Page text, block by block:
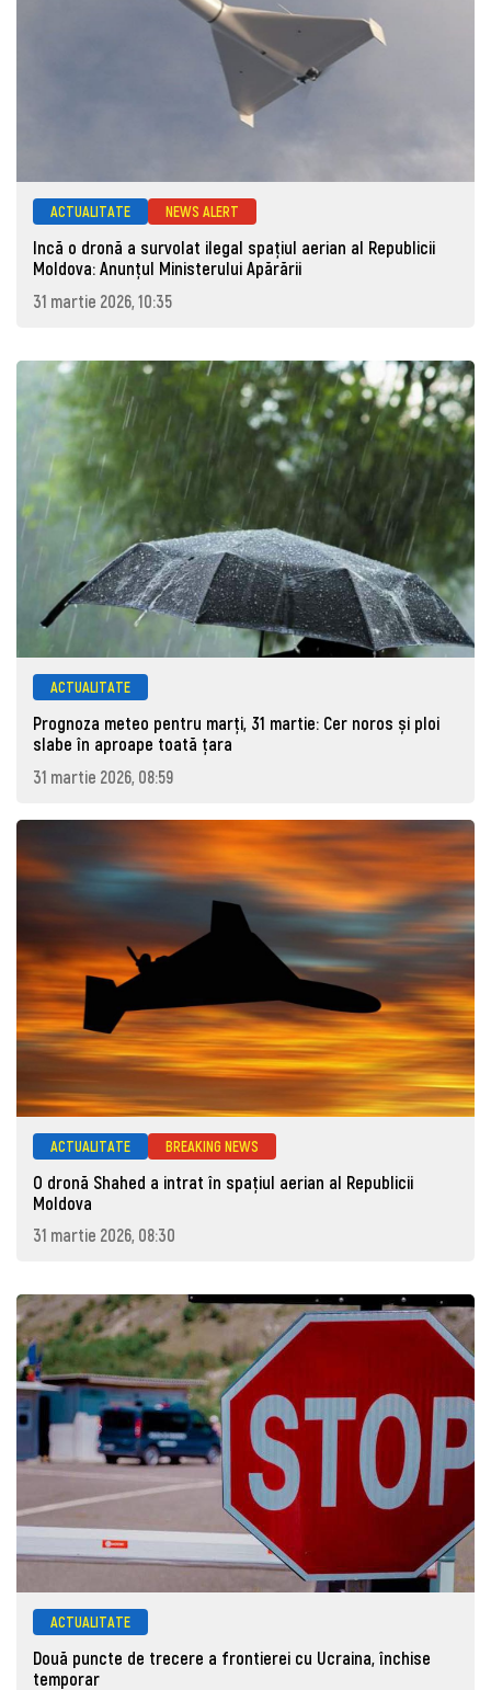
ACTUALITATE NEWS ALERT
Incă o dronă a survolat ilegal spațiul aerian al Republicii
Moldova: Anunţul Ministerului Apărării
31 martie 2026, 10:35
ACTUALITATE
Prognoza meteo pentru marţi, 31 martie: Cer noros și ploi
slabe în aproape toată țara
31 martie 2026, 08:59
ACTUALITATE BREAKING NEWS
O dronă Shahed a intrat în spațiul aerian al Republicii
Moldova
31 martie 2026, 08:30
ACTUALITATE
Două puncte de trecere a frontierei cu Ucraina, închise
temporar